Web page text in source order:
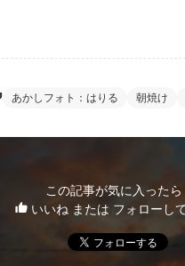
あかしフォト：はりる 朝焼け
この記事が気に入ったら
いいね または フォローし